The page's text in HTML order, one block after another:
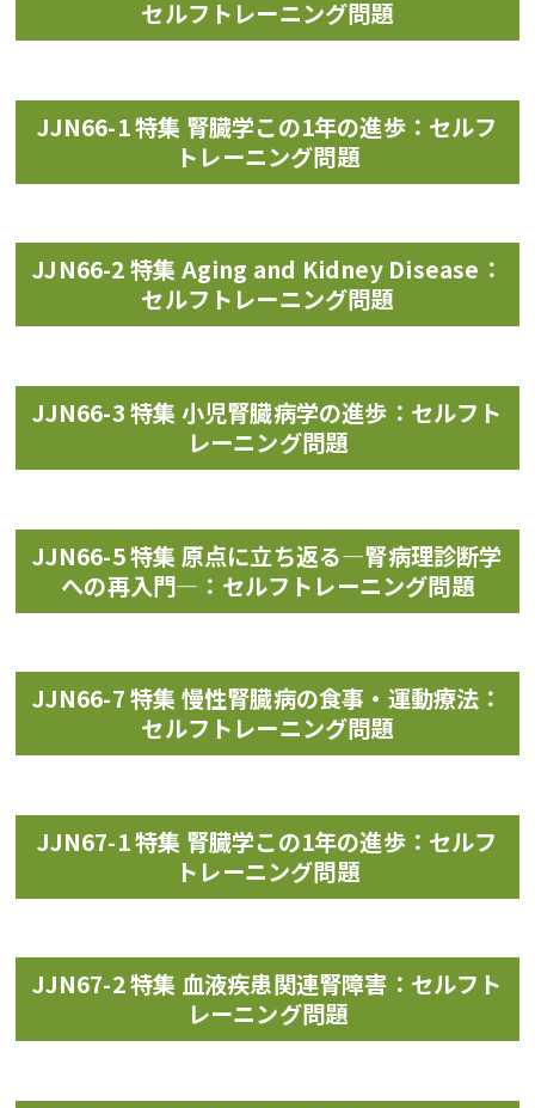
セルフトレーニング問題
JJN66-1 特集 腎臓学この1年の進歩：セルフ
トレーニング問題
JJN66-2 特集 Aging and Kidney Disease：
セルフトレーニング問題
JJN66-3 特集 小児腎臓病学の進歩：セルフト
レーニング問題
JJN66-5 特集 原点に立ち返る―腎病理診断学
への再入門―：セルフトレーニング問題
JJN66-7 特集 慢性腎臓病の食事・運動療法：
セルフトレーニング問題
JJN67-1 特集 腎臓学この1年の進歩：セルフ
トレーニング問題
JJN67-2 特集 血液疾患関連腎障害：セルフト
レーニング問題